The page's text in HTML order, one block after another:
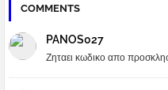
COMMENTS
PANOS027
Ζηταει κωδικο απο